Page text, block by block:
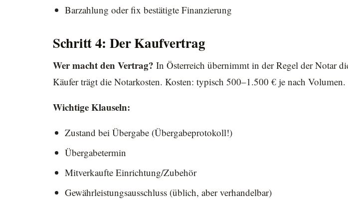
Barzahlung oder fix bestätigte Finanzierung
Schritt 4: Der Kaufvertrag
Wer macht den Vertrag? In Österreich übernimmt in der Regel der Notar
Käufer trägt die Notarkosten. Kosten: typisch 500–1.500 € je nach Volumen.
Wichtige Klauseln:
Zustand bei Übergabe (Übergabeprotokoll!)
Übergabetermin
Mitverkaufte Einrichtung/Zubehör
Gewährleistungsausschluss (üblich, aber verhandelbar)